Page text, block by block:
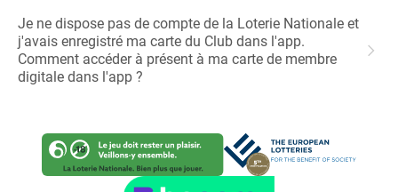
Je ne dispose pas de compte de la Loterie Nationale et
j'avais enregistré ma carte du Club dans l'app.
Comment accéder à présent à ma carte de membre
digitale dans l'app ?